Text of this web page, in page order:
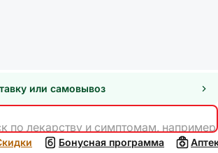
или самовывоз
по лекарству и симптомам,
Бонусная программа